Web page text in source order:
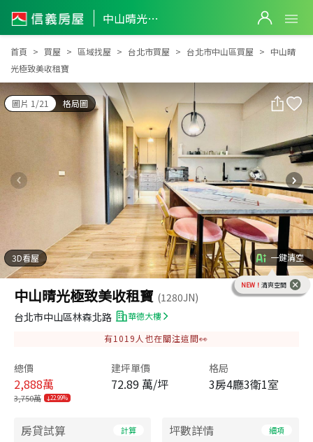
中山晴光極致美收租寶
中山晴光極致美收租寶
首頁 買屋 區域找屋 台北市買屋 台北市中山區買屋
中山晴
光極致美收租寶
圖片 1/21 格局圖
3D看屋 一鍵清空
NEW！ 清爽空間
中山晴光極致美收租寶 (1280JN)
台北市中山區林森北路
華德大樓
有1019 人也在關注這間👀
總價
2,888萬
3,750萬 22.99%
建坪單價
72.89 萬/坪
格局
3房4廳3衛1室
房貸試算 計算 坪數詳情 細項